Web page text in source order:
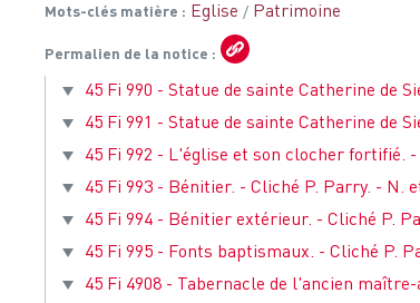
Mots-clés matière Eglise Patrimoine
Permalien de la notice
45 Fi 990 - Statue de sainte Catherine de
45 Fi 991 - Statue de sainte Catherine de
45 Fi 992 - L'église et son clocher fortifié.
45 Fi 993 - Bénitier. - Cliché P. Parry. - N.
45 Fi 994 - Bénitier extérieur. - Cliché P.
45 Fi 995 - Fonts baptismaux. - Cliché P.
45 Fi 4908 - Tabernacle de l'ancien